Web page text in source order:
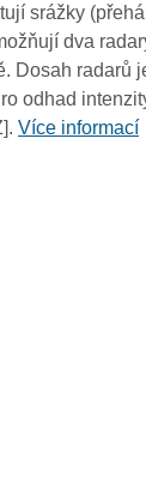
srážky
dva
Dosah radarů
odhad
Více informací